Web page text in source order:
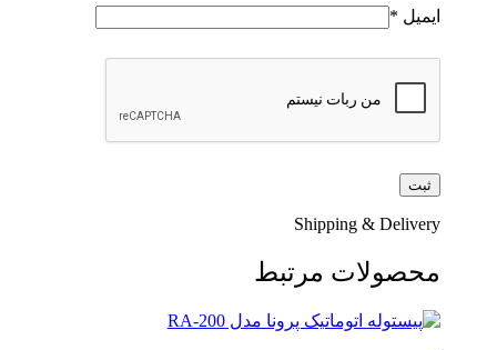
ایمیل *
Shipping & Delivery
محصولات مرتبط